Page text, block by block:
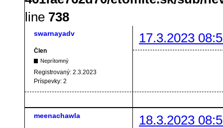
line 738
swarnayadv 17.3.2023
Člen
Neprítomný
Registrovaný: 2.3.2023
Príspevky: 2
meenachawla 18.3.2023